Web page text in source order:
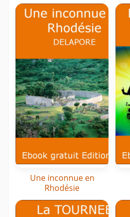
Une inconnue en
Rhodésie